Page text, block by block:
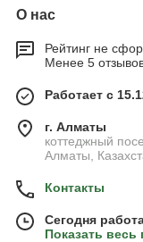
О нас
Рейтинг не
Менее 5
Работает с
г. Алматы
коттеджный
Алматы,
Контакты
Сегодня
Показать